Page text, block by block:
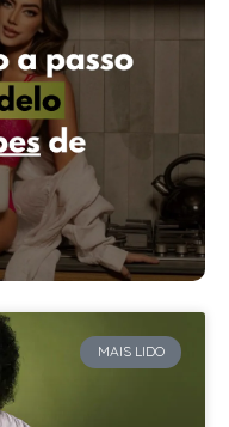
MAIS LIDO